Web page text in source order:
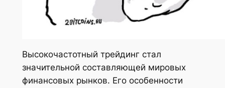
Высокочастотный трейдинг стал
значительной составляющей мировых
финансовых рынков. Его особенности